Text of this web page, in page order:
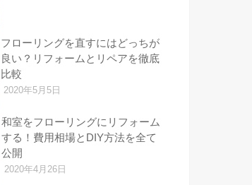
フローリングを直すにはどっちが
良い？リフォームとリペアを徹底
比較
2020年5月5日
和室をフローリングにリフォーム
する！費用相場とDIY方法を全て
公開
2020年4月26日